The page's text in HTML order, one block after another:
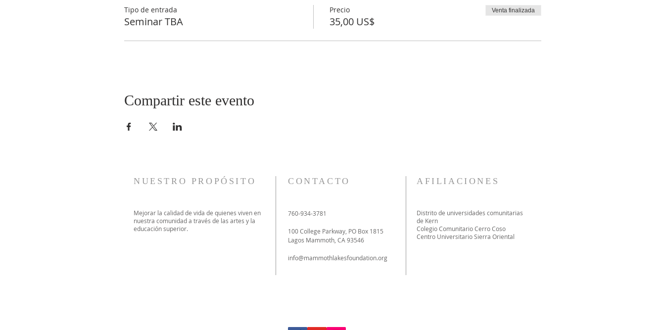
Tipo de entrada
Seminar TBA
Precio
35,00 US$
Venta finalizada
Compartir este evento
NUESTRO PROPÓSITO
Mejorar la calidad de vida de quienes viven en
nuestra comunidad a través de las artes y la
educación superior.
CONTACTO
760-934-3781
100 College Parkway, PO Box 1815
Lagos Mammoth, CA 93546
info@mammothlakesfoundation.org
AFILIACIONES
Distrito de universidades comunitarias
de Kern
Colegio Comunitario Cerro Coso
Centro Universitario Sierra Oriental